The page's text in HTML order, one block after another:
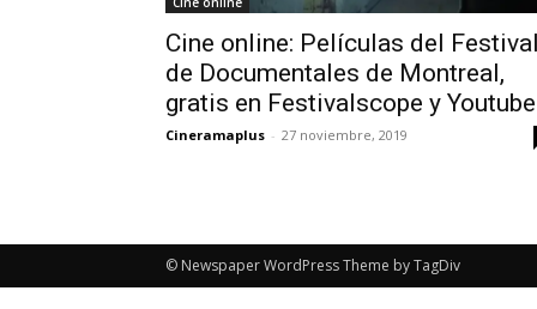
Cine online: Películas del
de Documentales de Montreal,
gratis en Festivalscope y Youtube
Cineramaplus - 27 noviembre, 2019
© Newspaper WordPress Theme by TagDiv